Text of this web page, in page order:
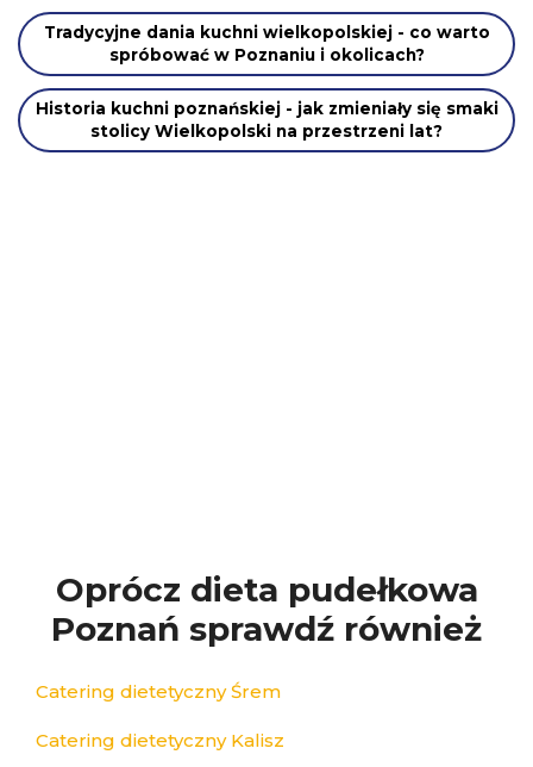
Tradycyjne dania kuchni wielkopolskiej - co warto
spróbować w Poznaniu i okolicach?
Historia kuchni poznańskiej - jak zmieniały się smaki
stolicy Wielkopolski na przestrzeni lat?
Oprócz dieta pudełkowa
Poznań sprawdź również
Catering dietetyczny Śrem
Catering dietetyczny Kalisz